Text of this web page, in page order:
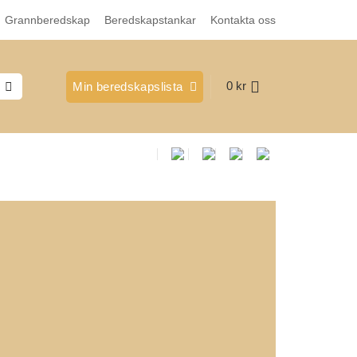
Grannberedskap Beredskapstankar Kontakta oss
Min beredskapslista 0 kr